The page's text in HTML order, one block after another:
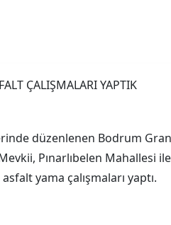
düzenlenen Bodrum
Pınarlıbelen
yama çalışmaları yaptı.